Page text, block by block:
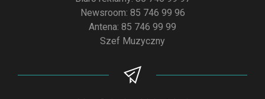
Newsroom: 85 746 99 96
Antena: 85 746 99 99
Szef Muzyczny